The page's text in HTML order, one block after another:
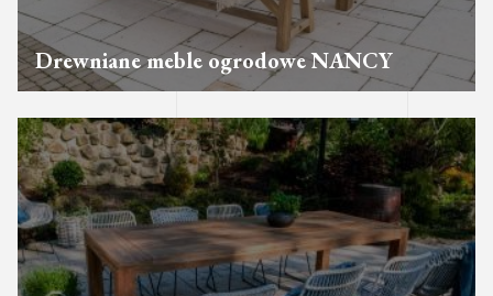
Drewniane meble ogrodowe NANCY